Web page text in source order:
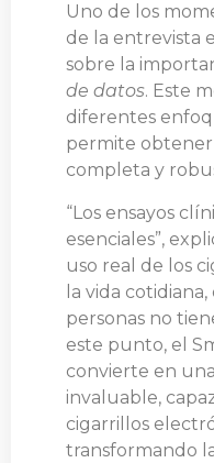
Uno de los
de la entrevista
sobre la
de datos. Este
diferentes
permite
completa y
“Los ensayos
esenciales”,
uso real de los
la vida
personas no
este punto, el
convierte en
invaluable,
cigarrillos
transformando